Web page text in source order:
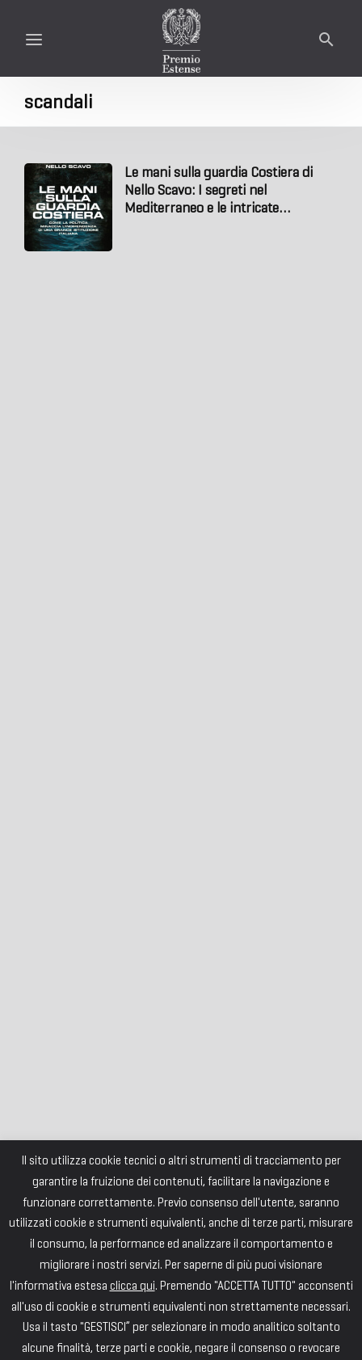
scandali
Le mani sulla guardia Costiera di
Nello Scavo: I segreti nel
Mediterraneo e le intricate
Il sito utilizza cookie tecnici o altri strumenti di tracciamento per
garantire la fruizione dei contenuti, facilitare la navigazione e
funzionare correttamente. Previo consenso dell'utente, saranno
utilizzati cookie e strumenti equivalenti, anche di terze parti, misurare
il consumo, la performance ed analizzare il comportamento e
migliorare i nostri servizi. Per saperne di più puoi visionare
l'informativa estesa clicca qui. Premendo "ACCETTA TUTTO" acconsenti
all'uso di cookie e strumenti equivalenti non strettamente necessari.
Usa il tasto "GESTISCI” per selezionare in modo analitico soltanto
alcune finalità, terze parti e cookie, negare il consenso o revocare